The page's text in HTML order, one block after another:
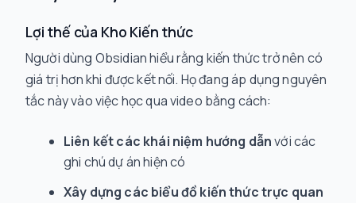
Lợi thế của Kho Kiến thức
Người dùng Obsidian hiểu rằng kiến thức trở nên có
giá trị hơn khi được kết nối. Họ đang áp dụng nguyên
tắc này vào việc học qua video bằng cách:
Liên kết các khái niệm hướng dẫnvới các
ghi chú dự án hiện có
Xây dựng các biểu đồ kiến thức trực quan